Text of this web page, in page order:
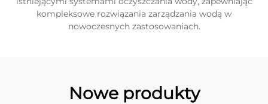
kompleksowe rozwiązania zarządzania wodą w
nowoczesnych zastosowaniach.
Nowe produkty